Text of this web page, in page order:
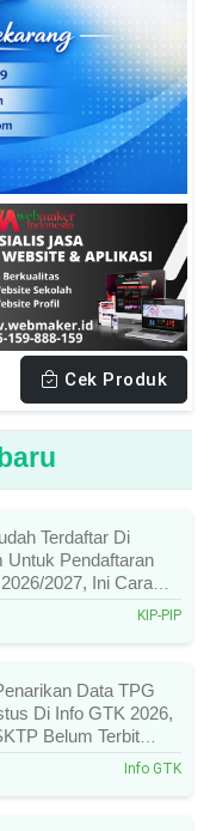
Cek Produk
Terdaftar Di
Untuk Pendaftaran
2027, Ini Cara
Desil!
KIP-PIP
Data TPG
Di Info GTK 2026,
Belum Terbit
Info GTK